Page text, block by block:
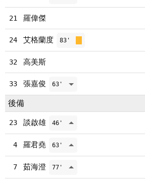
21 羅偉傑
24 艾格蘭度 83'
32 高美斯
33 張嘉俊 63'
後備
23 談啟雄 46'
4 羅君堯 63'
7 茹海澄 77'